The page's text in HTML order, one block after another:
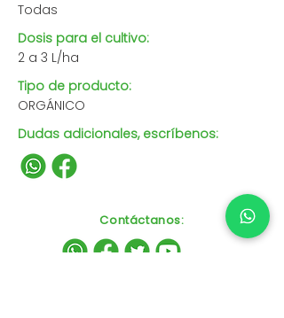
Todas
Dosis para el cultivo:
2 a 3 L/ha
Tipo de producto:
ORGÁNICO
Dudas adicionales, escríbenos:
Contáctanos: